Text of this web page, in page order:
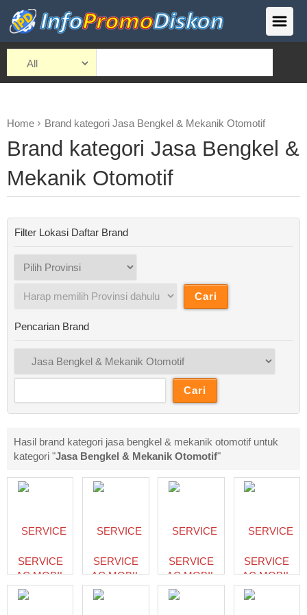
Home Brand kategori Jasa Bengkel & Mekanik Otomotif
Brand kategori Jasa Bengkel &
Mekanik Otomotif
Filter Lokasi Daftar Brand
Pencarian Brand
Hasil brand kategori jasa bengkel & mekanik otomotif untuk
kategori "Jasa Bengkel & Mekanik Otomotif"
SERVICE
AC MOBIL
BANGUN
SERVICE
AC MOBIL
DELI TUA
SERVICE
AC MOBIL
SINEMBAH
SERVICE
AC MOBIL
SIBIRU